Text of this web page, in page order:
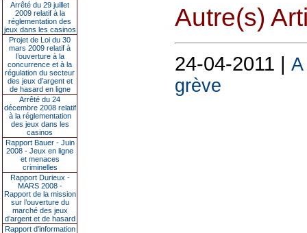
Arrêté du 29 juillet
2009 relatif à la
réglementation des
jeux dans les casinos
Projet de Loi du 30
mars 2009 relatif à
l’ouverture à la
concurrence et à la
régulation du secteur
des jeux d’argent et
de hasard en ligne
Arrêté du 24
décembre 2008 relatif
à la réglementation
des jeux dans les
casinos
Rapport Bauer - Juin
2008 - Jeux en ligne
et menaces
criminelles
Rapport Durieux -
MARS 2008 -
Rapport de la mission
sur l’ouverture du
marché des jeux
d’argent et de hasard
Rapport d'information
Autre(s)
24-04-2011 |
grève